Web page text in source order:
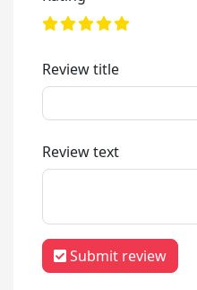
Review title
Review text
Submit review